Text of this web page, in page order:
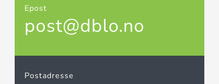
Epost
post@dblo.no
Postadresse